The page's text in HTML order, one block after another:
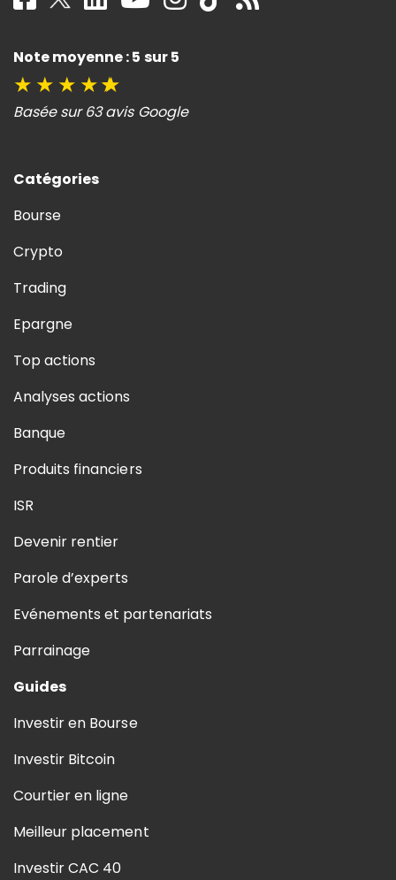
Note moyenne : 5 sur 5
★ ★ ★ ★★
Basée sur 63 avis Google
Catégories
Bourse
Crypto
Trading
Epargne
Top actions
Analyses actions
Banque
Produits financiers
ISR
Devenir rentier
Parole d’experts
Evénements et partenariats
Parrainage
Guides
Investir en Bourse
Investir Bitcoin
Courtier en ligne
Meilleur placement
Investir CAC 40